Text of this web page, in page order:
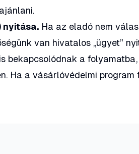
nyitása. Ha az eladó nem
van hivatalos „ügyet”
bekapcsolódnak a
Ha a vásárlóvédelmi